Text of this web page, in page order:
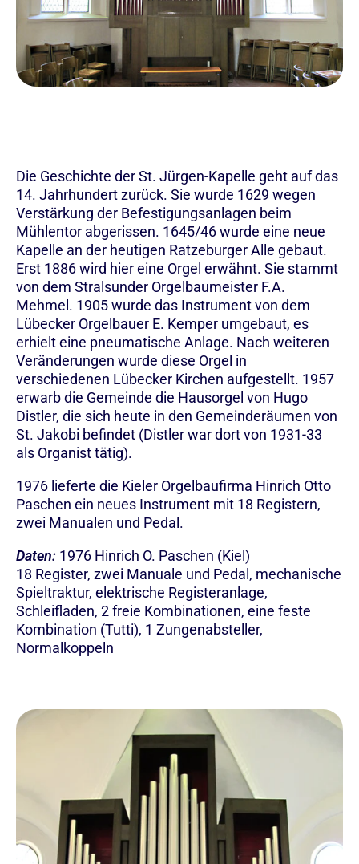
Die Geschichte der St. Jürgen-Kapelle geht auf das
14. Jahrhundert zurück. Sie wurde 1629 wegen
Verstärkung der Befestigungsanlagen beim
Mühlentor abgerissen. 1645/46 wurde eine neue
Kapelle an der heutigen Ratzeburger Alle gebaut.
Erst 1886 wird hier eine Orgel erwähnt. Sie stammt
von dem Stralsunder Orgelbaumeister F.A.
Mehmel. 1905 wurde das Instrument von dem
Lübecker Orgelbauer E. Kemper umgebaut, es
erhielt eine pneumatische Anlage. Nach weiteren
Veränderungen wurde diese Orgel in
verschiedenen Lübecker Kirchen aufgestellt. 1957
erwarb die Gemeinde die Hausorgel von Hugo
Distler, die sich heute in den Gemeinderäumen von
St. Jakobi befindet (Distler war dort von 1931-33
als Organist tätig).
1976 lieferte die Kieler Orgelbaufirma Hinrich Otto
Paschen ein neues Instrument mit 18 Registern,
zwei Manualen und Pedal.
Daten: 1976 Hinrich O. Paschen (Kiel)
18 Register, zwei Manuale und Pedal, mechanische
Spieltraktur, elektrische Registeranlage,
Schleifladen, 2 freie Kombinationen, eine feste
Kombination (Tutti), 1 Zungenabsteller,
Normalkoppeln